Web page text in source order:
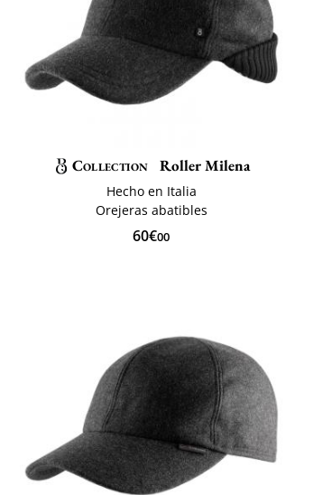
Collection Roller Milena
Hecho en Italia
Orejeras abatibles
60€00